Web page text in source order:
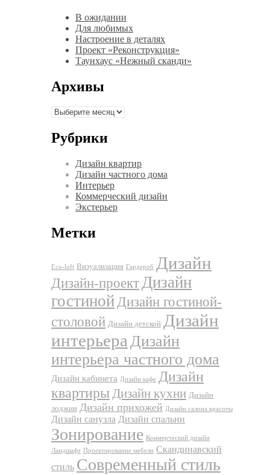
В ожидании
Для любимых
Настроение в деталях
Проект «Реконструкция»
Таунхаус «Нежный сканди»
Архивы
Архивы
Рубрики
Дизайн квартир
Дизайн частного дома
Интерьер
Коммерческий дизайн
Экстерьер
Метки
Eco-loft Визуализация Гардероб Дизайн
Дизайн-проектДизайн
гостинойДизайн гостиной-
столовой Дизайн детской Дизайн
интерьера Дизайн
интерьера частного дома
Дизайн кабинета Дизайн кафе Дизайн
квартирыДизайн кухни Дизайн
лоджии Дизайн прихожей Дизайн салона красоты
Дизайн санузла Дизайн спальни
Зонирование Коммерческий дизайн
Ландшафт Проектирование мебели Скандинавский
стиль Современный стиль